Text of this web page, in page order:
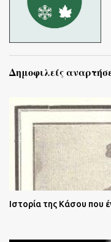
Δημοφιλείς
Ιστορία της Κάσου που